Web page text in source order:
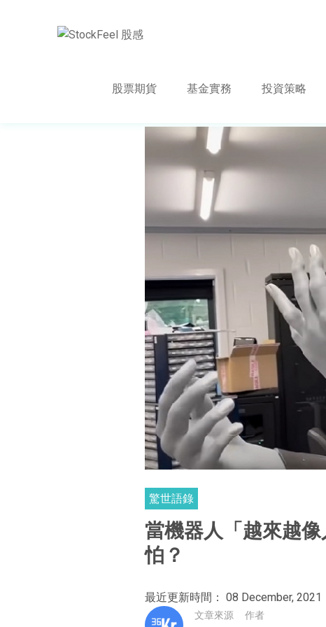
股票期貨 基金實務 投資策略
驚世語錄
當機器人「越來越
怕？
最近更新時間： 08 December, 2021
文章來源 作者